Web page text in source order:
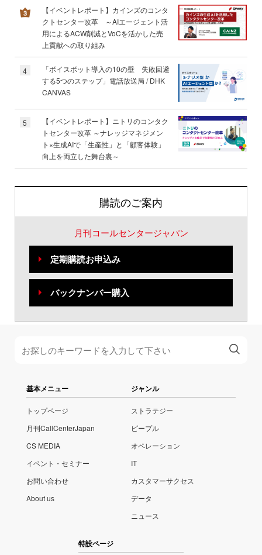
【イベントレポート】カインズのコンタ
クトセンター改革 ～AIエージェント活
用によるACW削減とVoCを活かした売
上貢献への取り組み
4
「ボイスボット導入の10の壁 失敗回避
する5つのステップ」電話放送局 / DHK
CANVAS
5
【イベントレポート】ニトリのコンタク
トセンター改革 ～ナレッジマネジメン
ト×生成AIで「生産性」と「顧客体験」
向上を両立した舞台裏～
購読のご案内
月刊コールセンタージャパン
定期購読お申込み
バックナンバー購入
基本メニュー
トップページ
月刊CallCenterJapan
CS MEDIA
イベント・セミナー
お問い合わせ
About us
ジャンル
ストラテジー
ピープル
オペレーション
IT
カスタマーサクセス
データ
ニュース
特設ページ